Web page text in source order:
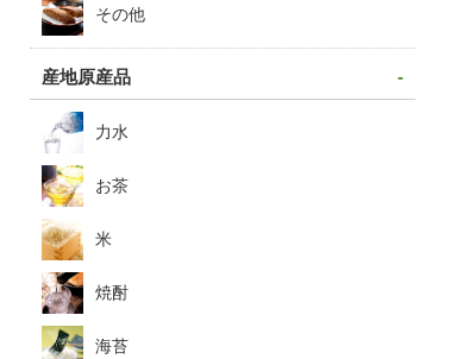
その他
産地原産品
力水
お茶
米
焼酎
海苔